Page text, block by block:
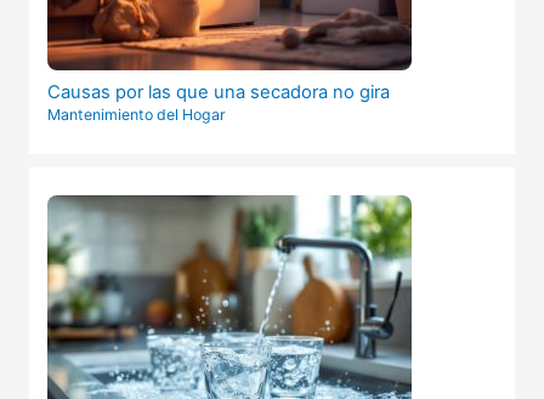
Causas por las que una secadora no gira
Mantenimiento del Hogar